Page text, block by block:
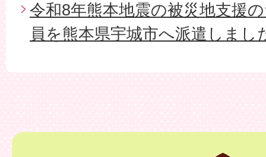
令和8年熊本地震の被災地支援
員を熊本県宇城市へ派遣しまし